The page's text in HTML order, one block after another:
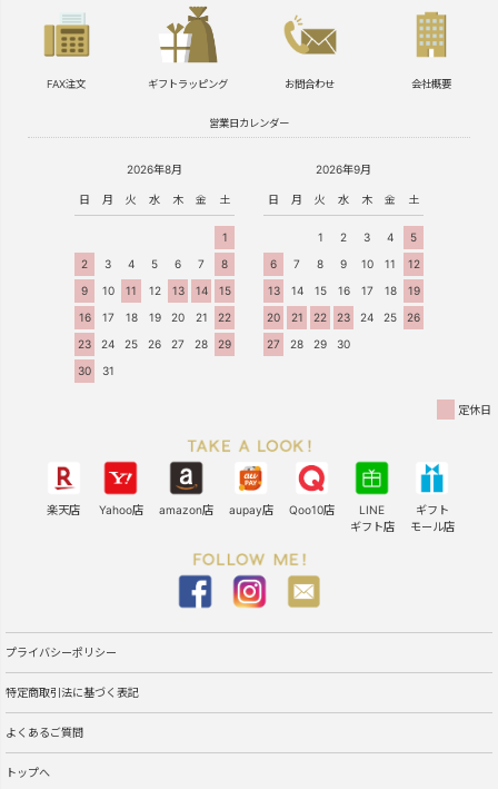
FAX注文 ギフトラッピング お問合わせ 会社概要
営業日カレンダー
2026年8月
日 月 火 水 木 金 土
1
2
3 4 5 6 7
8
9
10 11 12 13 14
15
16
17 18 19 20 21
22
23
24 25 26 27 28
29
30
31
2026年9月
日 月 火 水 木 金 土
1 2 3 4
5
6
7 8 9 10 11
12
13
14 15 16 17 18
19
20
21 22 23 24 25
26
27
28 29 30
定休日
楽天店 Yahoo店 amazon店 aupay店 Qoo10店
LINE
ギフト店
ギフト
モール店
プライバシーポリシー
特定商取引法に基づく表記
よくあるご質問
トップへ